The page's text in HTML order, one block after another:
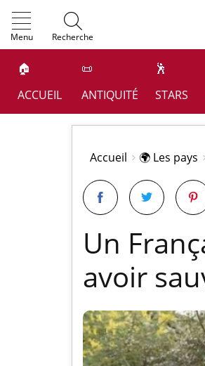
Menu Recherche
🏠
ACCUEIL
📜
ANTIQUITÉ
🕺
STARS
Accueil 🌍 Les pays
Un
avoir